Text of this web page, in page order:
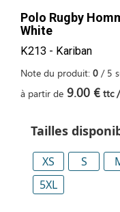
Polo Rugby
White
K213 - Kariban
Note du produit: 0 / 5
à partir de 9.00 € ttc
Tailles
XS S
5XL